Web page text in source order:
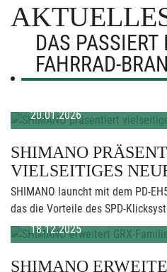
DAS PASSIERT
FAHRRAD-
20.01.2026
SHIMANO
VIELSEITIGES
SHIMANO launcht mit dem PD-
das die Vorteile des SPD-
18.12.2025
SHIMANO